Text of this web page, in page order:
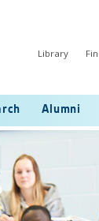
Library
Alumni